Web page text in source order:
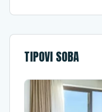
TIPOVI SOBA